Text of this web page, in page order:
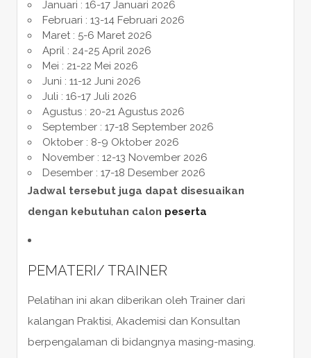
Januari : 16-17 Januari 2026
Februari : 13-14 Februari 2026
Maret : 5-6 Maret 2026
April : 24-25 April 2026
Mei : 21-22 Mei 2026
Juni : 11-12 Juni 2026
Juli : 16-17 Juli 2026
Agustus : 20-21 Agustus 2026
September : 17-18 September 2026
Oktober : 8-9 Oktober 2026
November : 12-13 November 2026
Desember : 17-18 Desember 2026
Jadwal tersebut juga dapat disesuaikan
dengan kebutuhan calon peserta
PEMATERI/ TRAINER
Pelatihan ini akan diberikan oleh Trainer dari
kalangan Praktisi, Akademisi dan Konsultan
berpengalaman di bidangnya masing-masing.